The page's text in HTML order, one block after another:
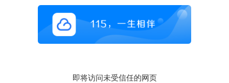
即将访问未受信任的网页